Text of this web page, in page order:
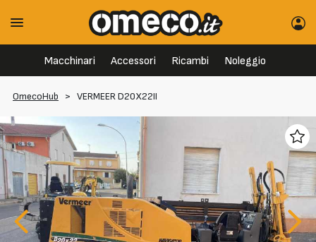
Macchinari Accessori Ricambi Noleggio
OmecoHub > VERMEER D20X22II